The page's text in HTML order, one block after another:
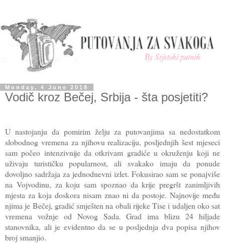
Monday, 4 June 2018
Vodič kroz Bečej, Srbija - šta posjetiti?
U nastojanju da pomirim želju za putovanjima sa nedostatkom
slobodnog vremena za njihovu realizaciju, posljednjih šest mjeseci
sam počeo intenzivnije da otkrivam gradiće u okruženju koji ne
uživaju turističku popularnost, ali svakako imaju da ponude
dovoljno sadržaja za jednodnevni izlet. Fokusirao sam se ponajviše
na Vojvodinu, za koju sam spoznao da krije pregršt zanimljivih
mjesta za koja doskora nisam znao ni da postoje. Najnovije među
njima je Bečej, gradić smješten na obali rijeke Tise i udaljen oko sat
vremena vožnje od Novog Sada. Grad ima blizu 24 hiljade
stanovnika, ali je evidentno da se u posljednja dva popisa njihov
broj smanjio.